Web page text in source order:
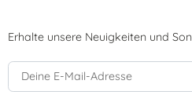
Erhalte unsere Neuigkeiten und